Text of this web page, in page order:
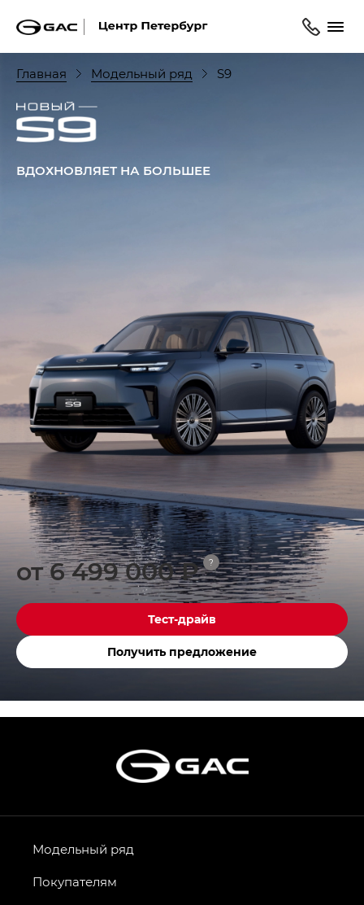
Главная Модельный ряд S9
ВДОХНОВЛЯЕТ НА БОЛЬШЕЕ
от 6 499 000 ₽ ?
Тест-драйв
Получить предложение
Модельный ряд
Покупателям